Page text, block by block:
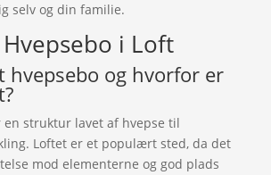
selv og din familie.
Hvepsebo i Loft
hvepsebo og hvorfor er
en struktur lavet af hvepse til
Loftet er et populært sted, da det
mod elementerne og god plads